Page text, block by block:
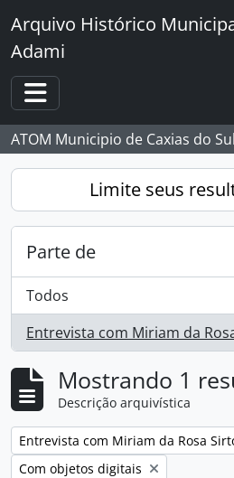
Skip to main content
Arquivo Histórico
Adami
Toggle navigation
ATOM Municipio de Caxias do Sul
Limite seus
Parte de
Todos
Entrevista com Miriam da
, 1 resultados
Mostrando 1
Descrição arquivística
Remover filtro:
Entrevista com Miriam da Rosa
Remover filtro:
Com objetos digitais